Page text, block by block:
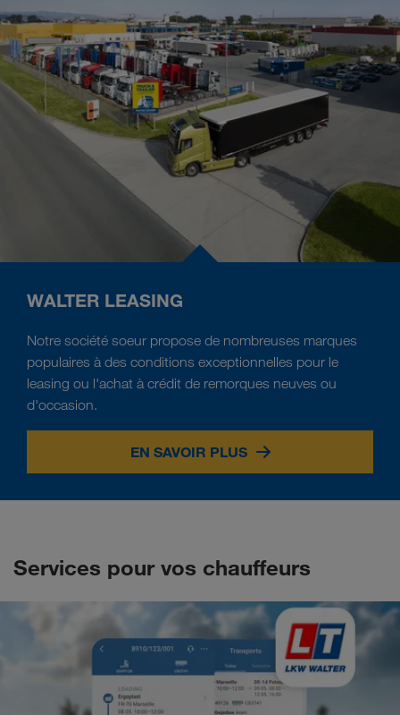
WALTER LEASING
Notre société soeur propose de nombreuses marques
populaires à des conditions exceptionnelles pour le
leasing ou l'achat à crédit de remorques neuves ou
d'occasion.
EN SAVOIR PLUS
Services pour vos chauffeurs